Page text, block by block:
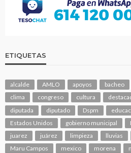
ETIQUETAS
alcalde AMLO apoyos bacheo
clima
congreso cultura
diputada
diputado Dspm
Estados Unidos
gobierno municipal
juarez
juárez limpieza lluvias
Maru Campos
mexico morena